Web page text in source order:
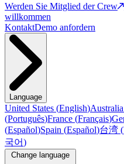
Werden Sie Mitglied der Crew
willkommen
KontaktDemo anfordern
Language
United States (English)
(Português)France (Français)
(Español)Spain (Español)台湾 (
국어)
Change language